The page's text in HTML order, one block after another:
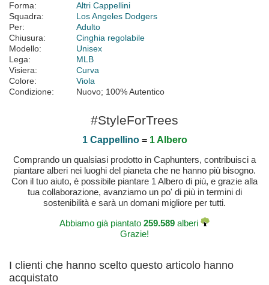
Forma:
Altri Cappellini
Squadra:
Los Angeles Dodgers
Per:
Adulto
Chiusura:
Cinghia regolabile
Modello:
Unisex
Lega:
MLB
Visiera:
Curva
Colore:
Viola
Condizione:
Nuovo; 100% Autentico
#StyleForTrees
1 Cappellino= 1 Albero
Comprando un qualsiasi prodotto in Caphunters, contribuisci a
piantare alberi nei luoghi del pianeta che ne hanno più bisogno.
Con il tuo aiuto, è possibile piantare 1 Albero di più, e grazie alla
tua collaborazione, avanziamo un po' di più in termini di
sostenibilità e sarà un domani migliore per tutti.
Abbiamo già piantato 259.589 alberi
Grazie!
I clienti che hanno scelto questo articolo hanno
acquistato